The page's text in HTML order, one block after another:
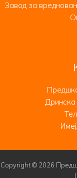
Завод за
Дринска
Copyright © 2026